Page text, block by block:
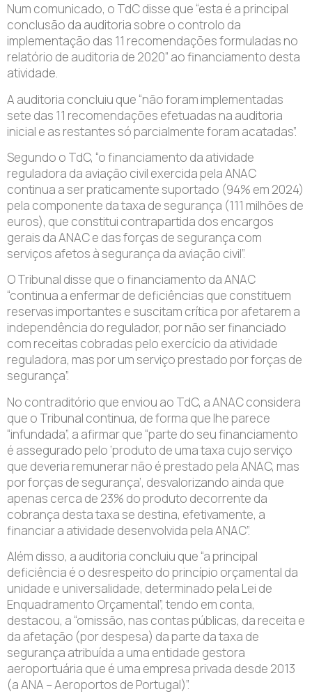
Num comunicado, o TdC disse que “esta é a principal
conclusão da auditoria sobre o controlo da
implementação das 11 recomendações formuladas no
relatório de auditoria de 2020” ao financiamento desta
atividade.
A auditoria concluiu que “não foram implementadas
sete das 11 recomendações efetuadas na auditoria
inicial e as restantes só parcialmente foram acatadas”.
Segundo o TdC, “o financiamento da atividade
reguladora da aviação civil exercida pela ANAC
continua a ser praticamente suportado (94% em 2024)
pela componente da taxa de segurança (111 milhões de
euros), que constitui contrapartida dos encargos
gerais da ANAC e das forças de segurança com
serviços afetos à segurança da aviação civil”.
O Tribunal disse que o financiamento da ANAC
“continua a enfermar de deficiências que constituem
reservas importantes e suscitam crítica por afetarem a
independência do regulador, por não ser financiado
com receitas cobradas pelo exercício da atividade
reguladora, mas por um serviço prestado por forças de
segurança”.
No contraditório que enviou ao TdC, a ANAC considera
que o Tribunal continua, de forma que lhe parece
“infundada”, a afirmar que “parte do seu financiamento
é assegurado pelo ‘produto de uma taxa cujo serviço
que deveria remunerar não é prestado pela ANAC, mas
por forças de segurança’, desvalorizando ainda que
apenas cerca de 23% do produto decorrente da
cobrança desta taxa se destina, efetivamente, a
financiar a atividade desenvolvida pela ANAC”.
Além disso, a auditoria concluiu que “a principal
deficiência é o desrespeito do princípio orçamental da
unidade e universalidade, determinado pela Lei de
Enquadramento Orçamental”, tendo em conta,
destacou, a “omissão, nas contas públicas, da receita e
da afetação (por despesa) da parte da taxa de
segurança atribuída a uma entidade gestora
aeroportuária que é uma empresa privada desde 2013
(a ANA – Aeroportos de Portugal)”.